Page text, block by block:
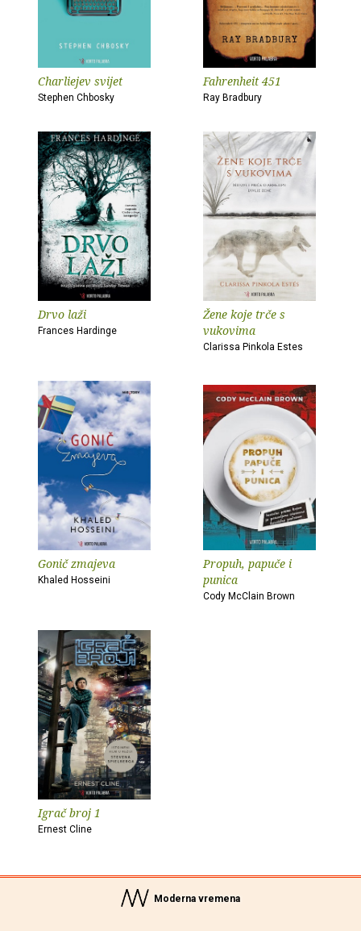
Charliejev svijet
Stephen Chbosky
Fahrenheit 451
Ray Bradbury
Drvo laži
Frances Hardinge
Žene koje trče s
vukovima
Clarissa Pinkola Estes
Gonič zmajeva
Khaled Hosseini
Propuh, papuče i
punica
Cody McClain Brown
Igrač broj 1
Ernest Cline
Moderna vremena